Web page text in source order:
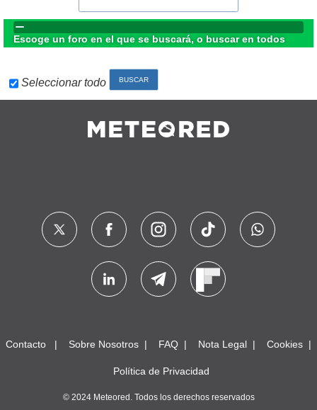
Escoge un foro en el que se buscará, o buscar en todos
Seleccionar todo
Contacto Sobre Nosotros FAQ Nota Legal Cookies
Política de Privacidad
© 2024 Meteored. Todos los derechos reservados